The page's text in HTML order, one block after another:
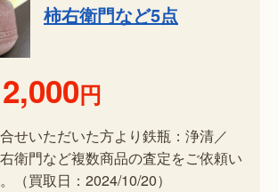
柿右衛門など5点
円
せいただいた方より鉄瓶：浄清／
衛門など複数商品の査定をご依頼い
（買取日：2024/10/20）